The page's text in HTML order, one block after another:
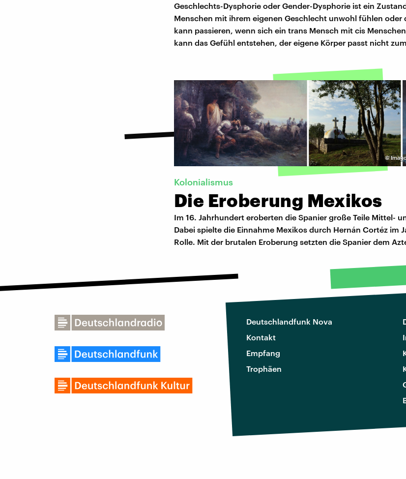
Geschlechts-Dysphorie oder Gender-Dysphorie ist ein
Menschen mit ihrem eigenen Geschlecht unwohl fühlen oder
kann passieren, wenn sich ein trans Mensch mit cis
kann das Gefühl entstehen, der eigene Körper passt nicht
©
Kolonialismus
Die Eroberung Mexikos
Im 16. Jahrhundert eroberten die Spanier große Teile Mittel-
Dabei spielte die Einnahme Mexikos durch Hernán Cortéz im
Rolle. Mit der brutalen Eroberung setzten die Spanier dem
Deutschlandfunk Nova
Kontakt
Empfang
Trophäen